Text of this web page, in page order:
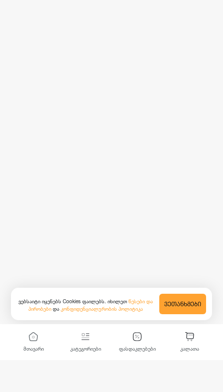
მთავარი კატეგორიები ფასდაკლებები კალათა
ვებსაიტი იყენებს Cookies ფაილებს. იხილეთ წესები და
პირობები და კონფიდენციალურობის პოლიტიკა
ᲕᲔᲗᲐᲜᲮᲛᲔᲑᲘ